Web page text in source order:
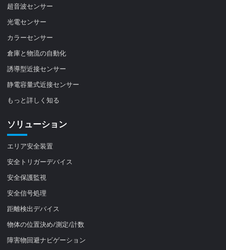
超音波センサー
光電センサー
カラーセンサー
倉庫と物流の自動化
誘導型近接センサー
静電容量式近接センサー
もっと詳しく知る
ソリューション
エリア安全装置
安全トリガーデバイス
安全保護監視
安全信号処理
距離検出デバイス
物体の位置決め/測定/計数
障害物回避ナビゲーション